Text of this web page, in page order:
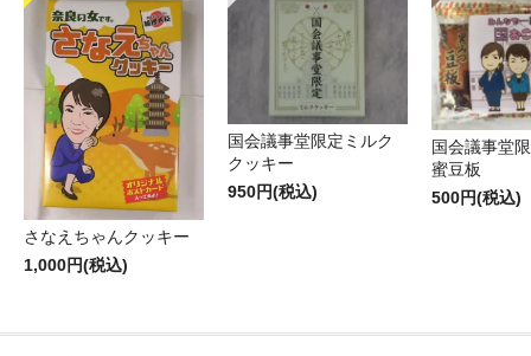
さなえちゃんクッキー
1,000円(税込)
国会議事堂限定ミルク
クッキー
950円(税込)
国会議事堂
蜜豆板
500円(税込)